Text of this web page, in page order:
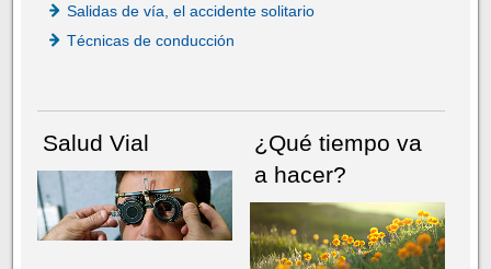
Salidas de vía, el accidente solitario
Técnicas de conducción
Salud Vial
¿Qué tiempo va
a hacer?